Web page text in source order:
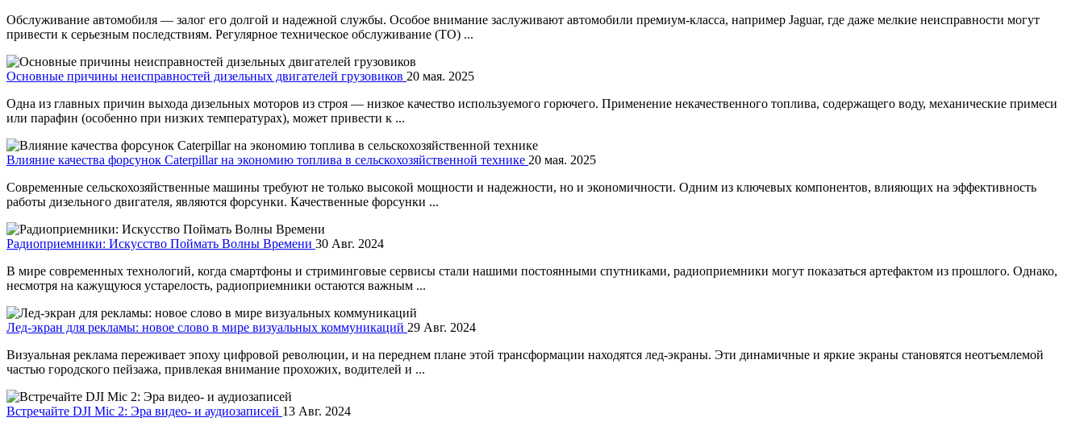
Обслуживание автомобиля — залог его долгой и надежной службы. Особое внимание заслуживают автомобили премиум-класса, например Jaguar, где даже мелкие неисправности могут
привести к серьезным последствиям. Регулярное техническое обслуживание (ТО) ...
Основные причины неисправностей дизельных двигателей грузовиков 20 мая. 2025
Одна из главных причин выхода дизельных моторов из строя — низкое качество используемого горючего. Применение некачественного топлива, содержащего воду, механические примеси
или парафин (особенно при низких температурах), может привести к ...
Влияние качества форсунок Caterpillar на экономию топлива в сельскохозяйственной технике 20 мая. 2025
Современные сельскохозяйственные машины требуют не только высокой мощности и надежности, но и экономичности. Одним из ключевых компонентов, влияющих на эффективность
работы дизельного двигателя, являются форсунки. Качественные форсунки ...
Радиоприемники: Искусство Поймать Волны Времени 30 Авг. 2024
В мире современных технологий, когда смартфоны и стриминговые сервисы стали нашими постоянными спутниками, радиоприемники могут показаться артефактом из прошлого. Однако,
несмотря на кажущуюся устарелость, радиоприемники остаются важным ...
Лед-экран для рекламы: новое слово в мире визуальных коммуникаций 29 Авг. 2024
Визуальная реклама переживает эпоху цифровой революции, и на переднем плане этой трансформации находятся лед-экраны. Эти динамичные и яркие экраны становятся неотъемлемой
частью городского пейзажа, привлекая внимание прохожих, водителей и ...
Встречайте DJI Mic 2: Эра видео- и аудиозаписей 13 Авг. 2024